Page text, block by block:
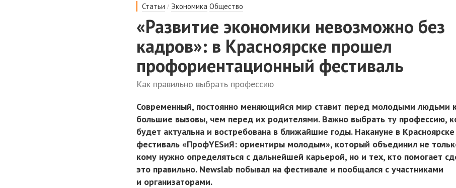
Статьи / Экономика Общество
«Развитие экономики невозможно без
кадров»: в Красноярске прошел
профориентационный фестиваль
Как правильно выбрать профессию
Современный, постоянно меняющийся мир ставит перед молодыми людьми
большие вызовы, чем перед их родителями. Важно выбрать ту профессию,
будет актуальна и востребована в ближайшие годы. Накануне в
фестиваль «ПрофYESиЯ: ориентиры молодым», который объединил не
кому нужно определяться с дальнейшей карьерой, но и тех, кто помогает
это правильно. Newslab побывал на фестивале и пообщался с участниками
и организаторами.